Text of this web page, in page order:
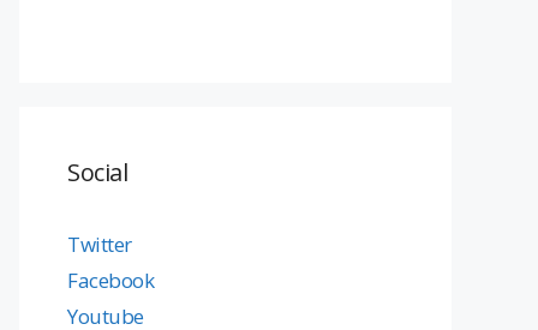
Social
Twitter
Facebook
Youtube